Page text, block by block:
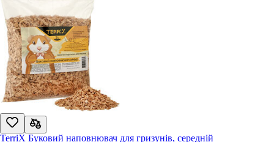
TerriX Буковий наповнювач для гризунів, середній